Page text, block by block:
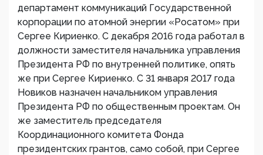
департамент коммуникаций Государственной
корпорации по атомной энергии «Росатом» при
Сергее Кириенко. С декабря 2016 года работал в
должности заместителя начальника управления
Президента РФ по внутренней политике, опять
же при Сергее Кириенко. С 31 января 2017 года
Новиков назначен начальником управления
Президента РФ по общественным проектам. Он
же заместитель председателя
Координационного комитета Фонда
президентских грантов, само собой, при Сергее